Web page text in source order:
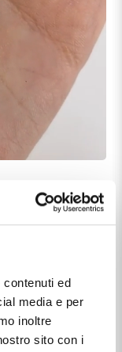
ed
media e per
inoltre
sito con i